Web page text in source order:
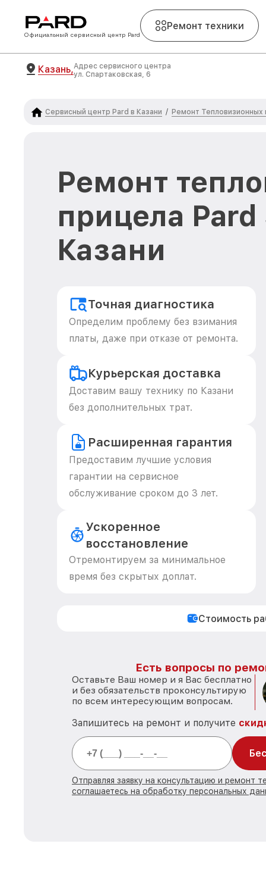
Официальный сервисный центр Pard
Ремонт техники
Казань,Адрес сервисного центра
ул. Спартаковская, 6
Сервисный центр Pard в Казани / Ремонт Тепловизионных
Ремонт
прицела Pard
Казани
Точная диагностика
Определим проблему без взимания
платы, даже при отказе от ремонта.
Курьерская доставка
Доставим вашу технику по Казани
без дополнительных трат.
Расширенная гарантия
Предоставим лучшие условия
гарантии на сервисное
обслуживание сроком до 3 лет.
Ускоренное
восстановление
Отремонтируем за минимальное
время без скрытых доплат.
Стоимость
Есть вопросы по
Оставьте Ваш номер и я Вас бесплатно
и без обязательств проконсультирую
по всем интересующим вопросам.
Запишитесь на ремонт и получите
Отправляя заявку на консультацию и ремонт
соглашаетесь на обработку персональных